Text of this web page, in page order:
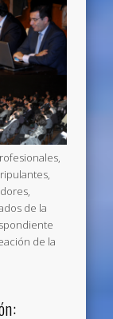
de la
de la